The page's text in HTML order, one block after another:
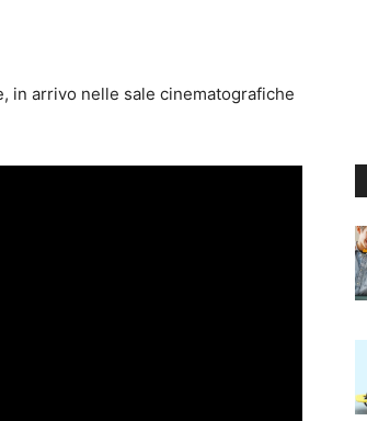
in arrivo nelle sale cinematografiche